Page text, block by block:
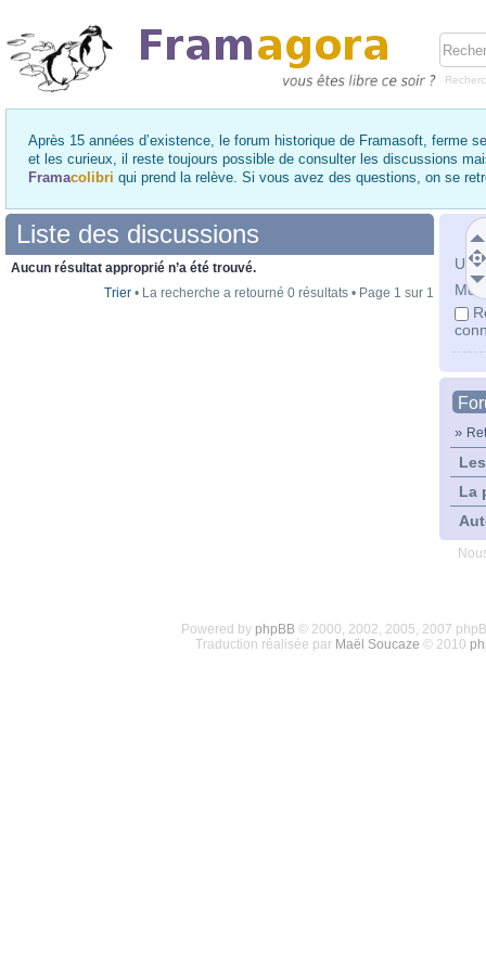
Après 15 années d’existence, le forum historique de Framasoft, ferme
et les curieux, il reste toujours possible de consulter les discussions
Framacolibri qui prend la relève. Si vous avez des questions, on se
Mot
»
La
Liste des discussions
Aucun résultat approprié n’a été trouvé.
Trier • La recherche a retourné 0 résultats • Page 1 sur 1
Powered by phpBB© 2000, 2002, 2005, 2007
Traduction réalisée par Maël Soucaze © 2010